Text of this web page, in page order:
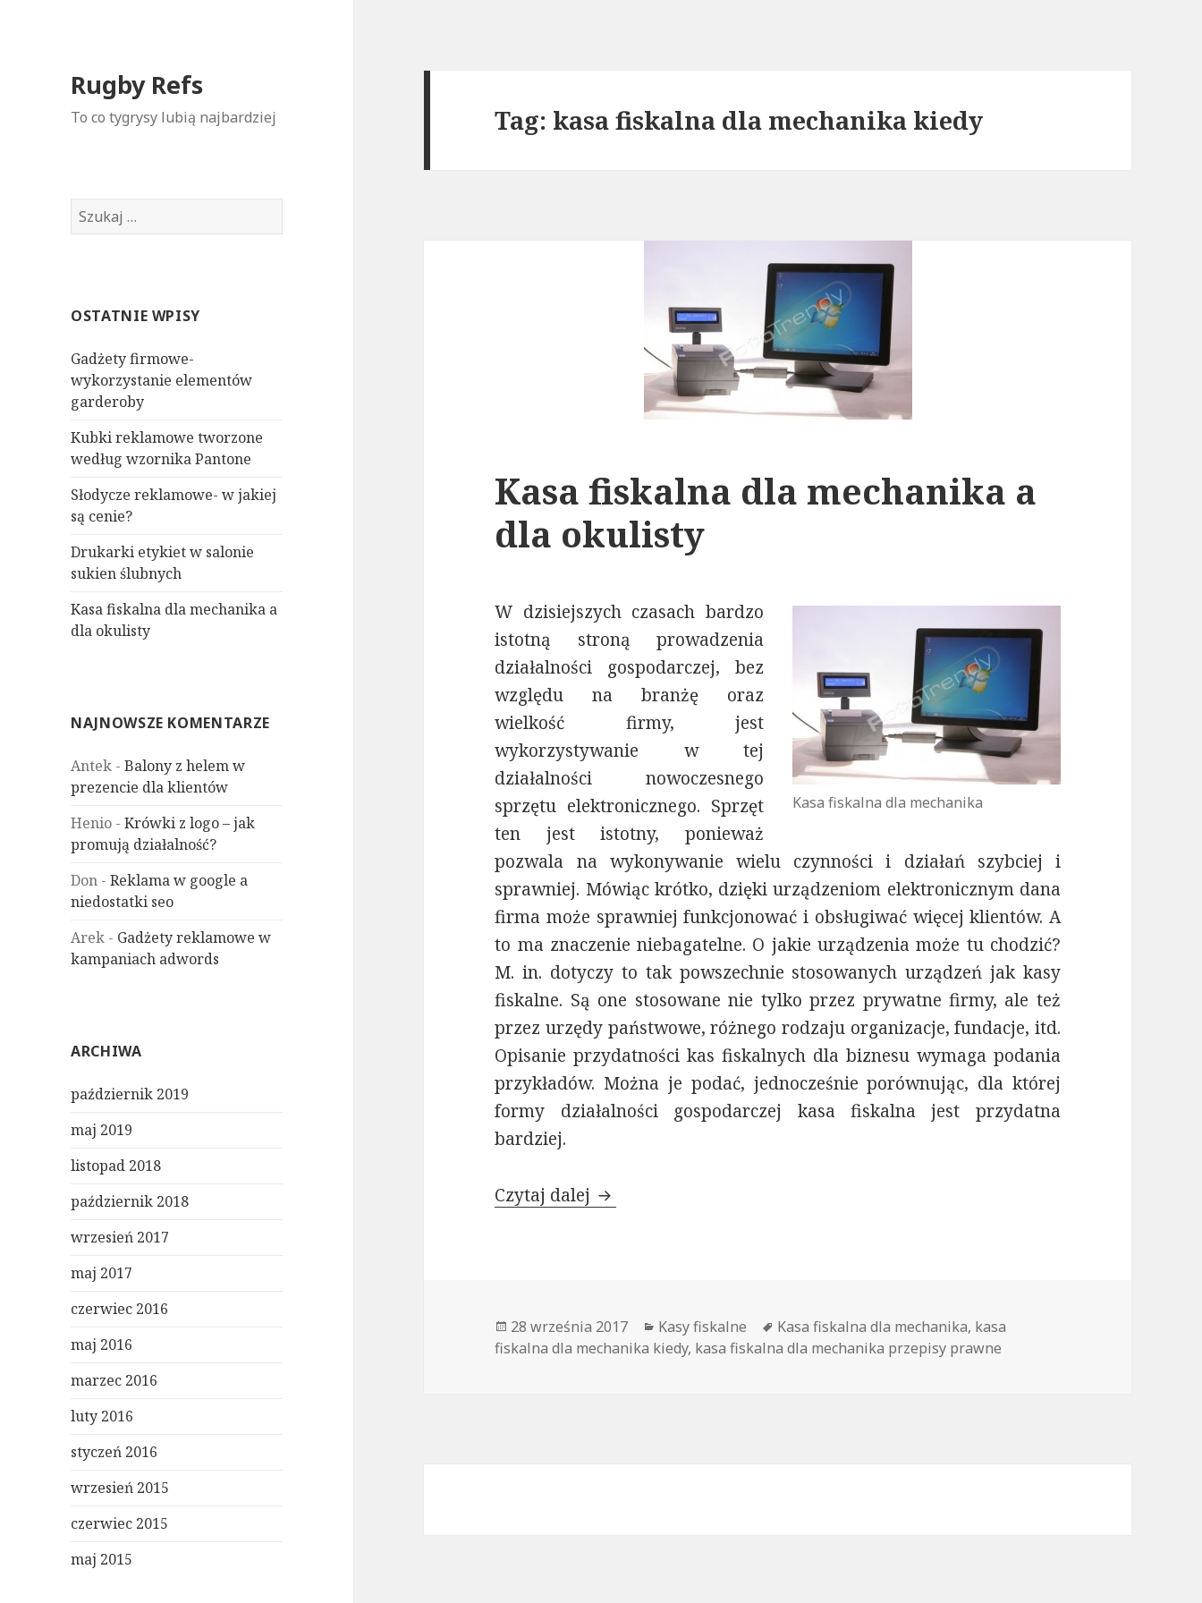
Rugby Refs
To co tygrysy lubią najbardziej
S
z
j
OSTATNIE WPISY
Gadżety firmowe-
wykorzystanie elementów
garderoby
Kubki reklamowe tworzone
według wzornika Pantone
Słodycze reklamowe- w jakiej
są cenie?
Drukarki etykiet w salonie
sukien ślubnych
Kasa fiskalna dla mechanika a
dla okulisty
NAJNOWSZE KOMENTARZE
Antek -Balony z helem w
prezencie dla klientów
Henio -Krówki z logo – jak
promują działalność?
Don -Reklama w google a
niedostatki seo
Arek - Gadżety reklamowe w
kampaniach adwords
ARCHIWA
październik 2019
maj 2019
listopad 2018
październik 2018
wrzesień 2017
maj 2017
czerwiec 2016
maj 2016
marzec 2016
luty 2016
styczeń 2016
wrzesień 2015
czerwiec 2015
maj 2015
Tag: kasa fiskalna dla mechanika kiedy
Kasa fiskalna dla mechanika a
dla okulisty
Kasa fiskalna dla mechanika
W dzisiejszych czasach bardzo
istotną stroną prowadzenia
działalności gospodarczej, bez
względu na branżę oraz
wielkość firmy, jest
wykorzystywanie w tej
działalności nowoczesnego
sprzętu elektronicznego. Sprzęt
ten jest istotny, ponieważ
pozwala na wykonywanie wielu czynności i działań szybciej i
sprawniej. Mówiąc krótko, dzięki urządzeniom elektronicznym dana
firma może sprawniej funkcjonować i obsługiwać więcej klientów. A
to ma znaczenie niebagatelne. O jakie urządzenia może tu chodzić?
M. in. dotyczy to tak powszechnie stosowanych urządzeń jak kasy
fiskalne. Są one stosowane nie tylko przez prywatne firmy, ale też
przez urzędy państwowe, różnego rodzaju organizacje, fundacje, itd.
Opisanie przydatności kas fiskalnych dla biznesu wymaga podania
przykładów. Można je podać, jednocześnie porównując, dla której
formy działalności gospodarczej kasa fiskalna jest przydatna
bardziej.
Czytaj dalej Kasa fiskalna dla mechanika a dla okulisty
Opublikowano
28 września 2017 Kategorie
Kasy fiskalne Tagi
Kasa fiskalna dla mechanika, kasa
fiskalna dla mechanika kiedy, kasa fiskalna dla mechanika przepisy prawne